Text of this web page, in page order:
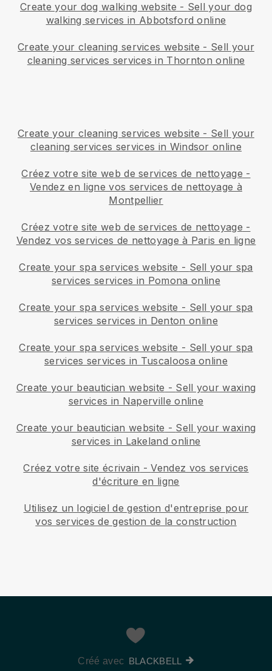
Create your dog walking website - Sell your dog
walking services in Abbotsford online
Create your cleaning services website - Sell your
cleaning services services in Thornton online
Create your cleaning services website - Sell your
cleaning services services in Windsor online
Créez votre site web de services de nettoyage -
Vendez en ligne vos services de nettoyage à
Montpellier
Créez votre site web de services de nettoyage -
Vendez vos services de nettoyage à Paris en ligne
Create your spa services website - Sell your spa
services services in Pomona online
Create your spa services website - Sell your spa
services services in Denton online
Create your spa services website - Sell your spa
services services in Tuscaloosa online
Create your beautician website - Sell your waxing
services in Naperville online
Create your beautician website - Sell your waxing
services in Lakeland online
Créez votre site écrivain -Vendez vos services
d'écriture en ligne
Utilisez un logiciel de gestion d'entreprise pour
vos services de gestion de la construction
Créé avec BLACKBELL